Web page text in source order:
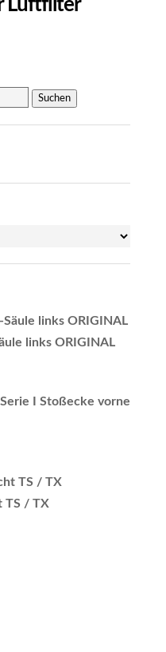
Luftfilter
Suchen
links ORIGINAL
Stoßecke vorne
TS / TX